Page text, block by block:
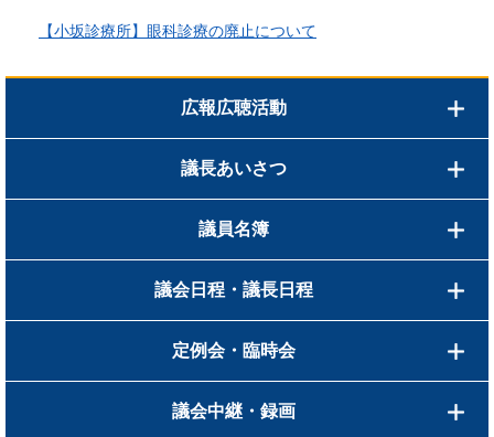
【小坂診療所】眼科診療の廃止について
広報広聴活動
議長あいさつ
議員名簿
議会日程・議長日程
定例会・臨時会
議会中継・録画